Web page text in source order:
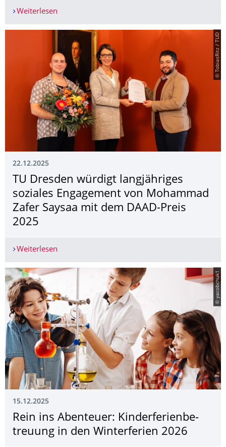
Weiterlesen
© TobiasRitz / TUD
22.12.2025
TU Dresden würdigt langjähriges
soziales Engagement von Mohammad
Zafer Saysaa mit dem DAAD-Preis
2025
Weiterlesen
© yacobchuk1
15.12.2025
Rein ins Abenteuer: Kinderferienbe­
treuung in den Winterferien 2026